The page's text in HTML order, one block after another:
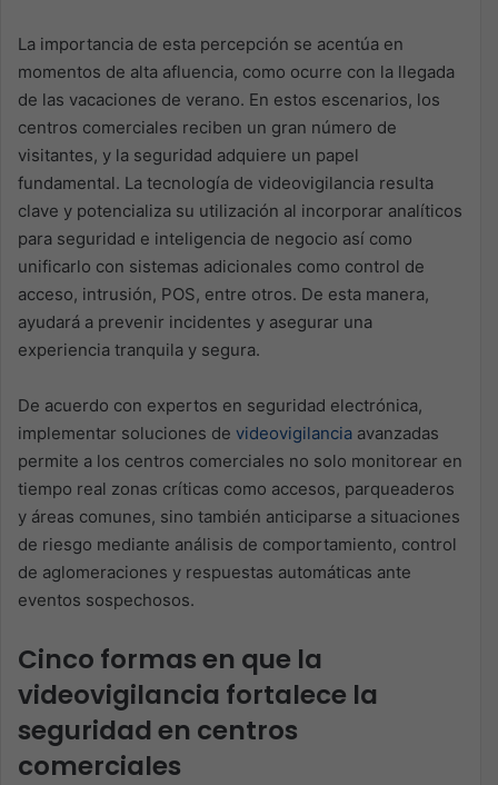
La importancia de esta percepción se acentúa en
momentos de alta afluencia, como ocurre con la llegada
de las vacaciones de verano. En estos escenarios, los
centros comerciales reciben un gran número de
visitantes, y la seguridad adquiere un papel
fundamental. La tecnología de videovigilancia resulta
clave y potencializa su utilización al incorporar analíticos
para seguridad e inteligencia de negocio así como
unificarlo con sistemas adicionales como control de
acceso, intrusión, POS, entre otros. De esta manera,
ayudará a prevenir incidentes y asegurar una
experiencia tranquila y segura.
De acuerdo con expertos en seguridad electrónica,
implementar soluciones de videovigilancia avanzadas
permite a los centros comerciales no solo monitorear en
tiempo real zonas críticas como accesos, parqueaderos
y áreas comunes, sino también anticiparse a situaciones
de riesgo mediante análisis de comportamiento, control
de aglomeraciones y respuestas automáticas ante
eventos sospechosos.
Cinco formas en que la
videovigilancia fortalece la
seguridad en centros
comerciales